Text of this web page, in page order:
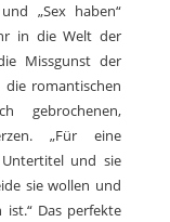
„Sex haben“
in die Welt der
Missgunst der
die romantischen
gebrochenen,
„Für eine
und sie
sie wollen und
ist.“ Das perfekte